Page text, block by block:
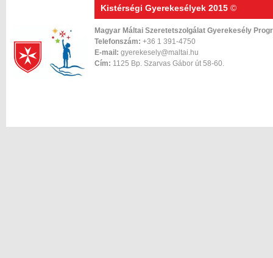
Kistérségi Gyerekesélyek 2015 ©
Magyar Máltai Szeretetszolgálat Gyerekesély
Telefonszám: +36 1 391-4750
E-mail: gyerekesely@maltai.hu
Cím: 1125 Bp. Szarvas Gábor út 58-60.